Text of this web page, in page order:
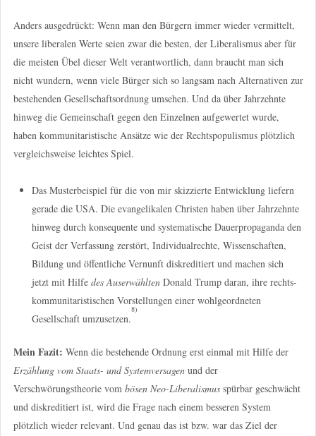
Anders ausgedrückt: Wenn man den Bürgern immer wieder vermittelt,
unsere liberalen Werte seien zwar die besten, der Liberalismus aber für
die meisten Übel dieser Welt verantwortlich, dann braucht man sich
nicht wundern, wenn viele Bürger sich so langsam nach Alternativen zur
bestehenden Gesellschaftsordnung umsehen. Und da über Jahrzehnte
hinweg die Gemeinschaft gegen den Einzelnen aufgewertet wurde,
haben kommunitaristische Ansätze wie der Rechtspopulismus plötzlich
vergleichsweise leichtes Spiel.
Das Musterbeispiel für die von mir skizzierte Entwicklung liefern
gerade die USA. Die evangelikalen Christen haben über Jahrzehnte
hinweg durch konsequente und systematische Dauerpropaganda den
Geist der Verfassung zerstört, Individualrechte, Wissenschaften,
Bildung und öffentliche Vernunft diskreditiert und machen sich
jetzt mit Hilfe des AuserwähltenDonald Trump daran, ihre rechts-
kommunitaristischen Vorstellungen einer wohlgeordneten
Gesellschaft umzusetzen.
8)
Mein Fazit: Wenn die bestehende Ordnung erst einmal mit Hilfe der
Erzählung vom Staats- und Systemversagenund der
Verschwörungstheorie vom bösen Neo-Liberalismusspürbar geschwächt
und diskreditiert ist, wird die Frage nach einem besseren System
plötzlich wieder relevant. Und genau das ist bzw. war das Ziel der